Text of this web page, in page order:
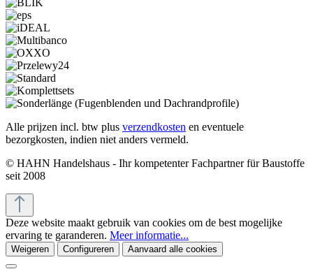
Alle prijzen incl. btw plus verzendkosten en eventuele
bezorgkosten, indien niet anders vermeld.
© HAHN Handelshaus - Ihr kompetenter Fachpartner für Baustoffe
seit 2008
Deze website maakt gebruik van cookies om de best mogelijke
ervaring te garanderen. Meer informatie...
Weigeren Configureren Aanvaard alle cookies